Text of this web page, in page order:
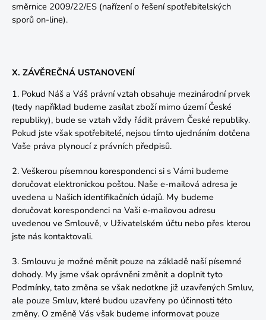
směrnice 2009/22/ES (nařízení o řešení spotřebitelských
sporů on-line).
X. ZÁVĚREČNÁ USTANOVENÍ
1. Pokud Náš a Váš právní vztah obsahuje mezinárodní prvek
(tedy například budeme zasílat zboží mimo území České
republiky), bude se vztah vždy řádit právem České republiky.
Pokud jste však spotřebitelé, nejsou tímto ujednáním dotčena
Vaše práva plynoucí z právních předpisů.
2. Veškerou písemnou korespondenci si s Vámi budeme
doručovat elektronickou poštou. Naše e-mailová adresa je
uvedena u Našich identifikačních údajů. My budeme
doručovat korespondenci na Vaši e-mailovou adresu
uvedenou ve Smlouvě, v Uživatelském účtu nebo přes kterou
jste nás kontaktovali.
3. Smlouvu je možné měnit pouze na základě naší písemné
dohody. My jsme však oprávněni změnit a doplnit tyto
Podmínky, tato změna se však nedotkne již uzavřených Smluv,
ale pouze Smluv, které budou uzavřeny po účinnosti této
změny. O změně Vás však budeme informovat pouze